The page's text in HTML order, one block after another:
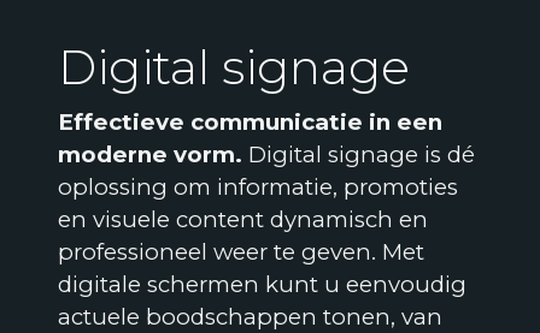
Digital signage
Effectieve communicatie in een
moderne vorm. Digital signage is dé
oplossing om informatie, promoties
en visuele content dynamisch en
professioneel weer te geven. Met
digitale schermen kunt u eenvoudig
actuele boodschappen tonen, van